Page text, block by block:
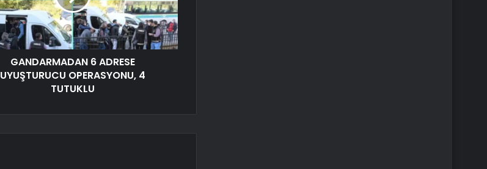
GANDARMADAN 6 ADRESE
UYUŞTURUCU OPERASYONU, 4
TUTUKLU